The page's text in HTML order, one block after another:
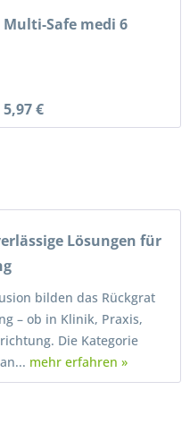
Multi-Safe medi 6
5,97 €
Lösungen für
bilden das Rückgrat
– ob in Klinik, Praxis,
Die Kategorie
mehr erfahren »